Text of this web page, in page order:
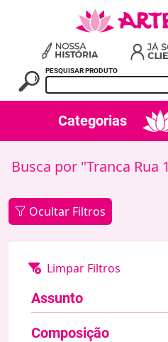
PESQUISAR PRODUTO
Categorias
Busca por "Tranca Rua
Ocultar Filtros
Assunto
Composição